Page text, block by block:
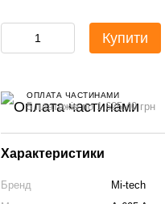
Купити
ОПЛАТА ЧАСТИНАМИ
5 платежів по 1 625.40 грн
Характеристики
Бренд
Mi-tech